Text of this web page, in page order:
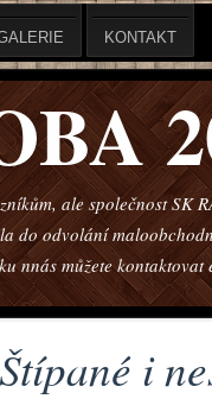
i
KONTAKT
ale společnost SK
do odvolání
nnás můžete kontaktovat